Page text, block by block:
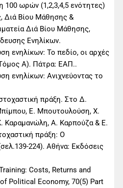
100 ωρών (1,2,3,4,5 ενότητες)
Διά Βίου Μάθησης &
Διά Βίου Μάθησης,
Ενηλίκων.
ενηλίκων: Το πεδίο, οι αρχές
Α). Πάτρα: ΕΑΠ..
ενηλίκων: Ανιχνεύοντας το
πράξη. Στο Δ.
Ε. Μπουτουλούση, Χ.
Καραμανώλη, Α. Καρπούζα & Ε.
πράξη: Ο
224). Αθήνα: Εκδόσεις
Costs, Returns and
Political Economy, 70(5) Part